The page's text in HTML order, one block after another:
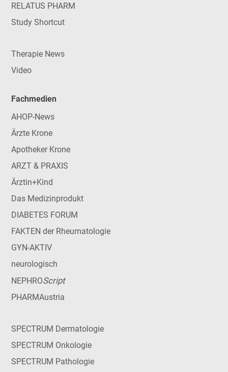
RELATUS PHARM
Study Shortcut
Therapie News
Video
Fachmedien
AHOP-News
Ärzte Krone
Apotheker Krone
ARZT & PRAXIS
Ärztin+Kind
Das Medizinprodukt
DIABETES FORUM
FAKTEN der Rheumatologie
GYN-AKTIV
neurologisch
NEPHROScript
PHARMAustria
SPECTRUM Dermatologie
SPECTRUM Onkologie
SPECTRUM Pathologie